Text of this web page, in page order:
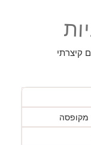
קיצרתי
מקופסה